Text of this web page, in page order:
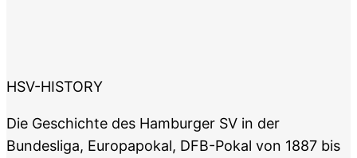
HSV-HISTORY
Die Geschichte des Hamburger SV in der
Bundesliga, Europapokal, DFB-Pokal von 1887 bis